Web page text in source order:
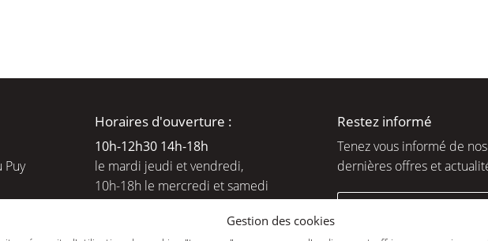
Puy
Horaires d'ouverture :
10h-12h30 14h-18h
le mardi jeudi et vendredi,
10h-18h le mercredi et samedi
Restez informé
Tenez vous informé de nos
dernières offres et
Gestion des cookies